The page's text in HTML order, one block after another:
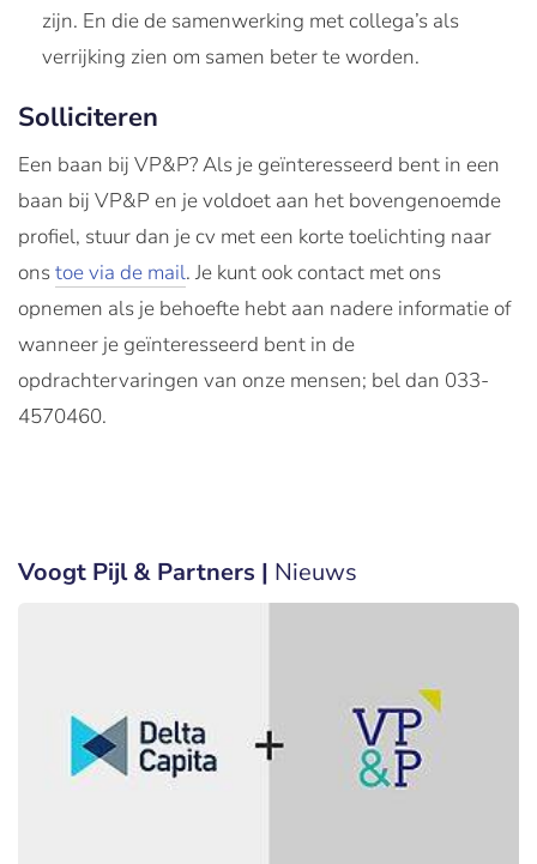
zijn. En die de samenwerking met collega’s als
verrijking zien om samen beter te worden.
Solliciteren
Een baan bij VP&P? Als je geïnteresseerd bent in een
baan bij VP&P en je voldoet aan het bovengenoemde
profiel, stuur dan je cv met een korte toelichting naar
onstoe via de mail. Je kunt ook contact met ons
opnemen als je behoefte hebt aan nadere informatie of
wanneer je geïnteresseerd bent in de
opdrachtervaringen van onze mensen; bel dan 033-
4570460.
Voogt Pijl & Partners | Nieuws